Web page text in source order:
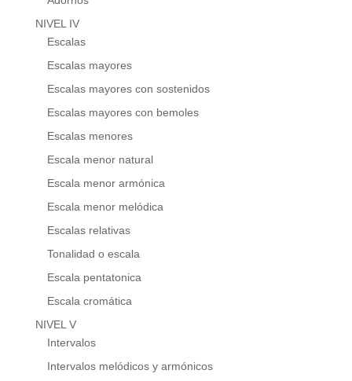
NIVEL IV
Escalas
Escalas mayores
Escalas mayores con sostenidos
Escalas mayores con bemoles
Escalas menores
Escala menor natural
Escala menor armónica
Escala menor melódica
Escalas relativas
Tonalidad o escala
Escala pentatonica
Escala cromática
NIVEL V
Intervalos
Intervalos melódicos y armónicos